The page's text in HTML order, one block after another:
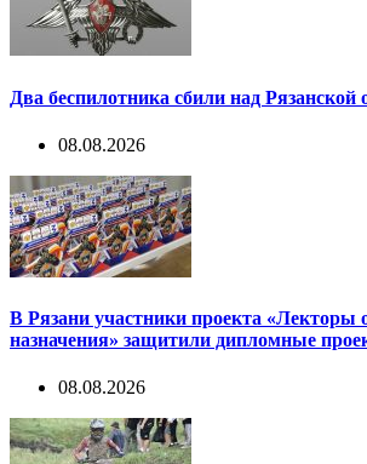
Два беспилотника сбили над Рязанской
08.08.2026
В Рязани участники проекта «Лекторы
назначения» защитили дипломные
08.08.2026